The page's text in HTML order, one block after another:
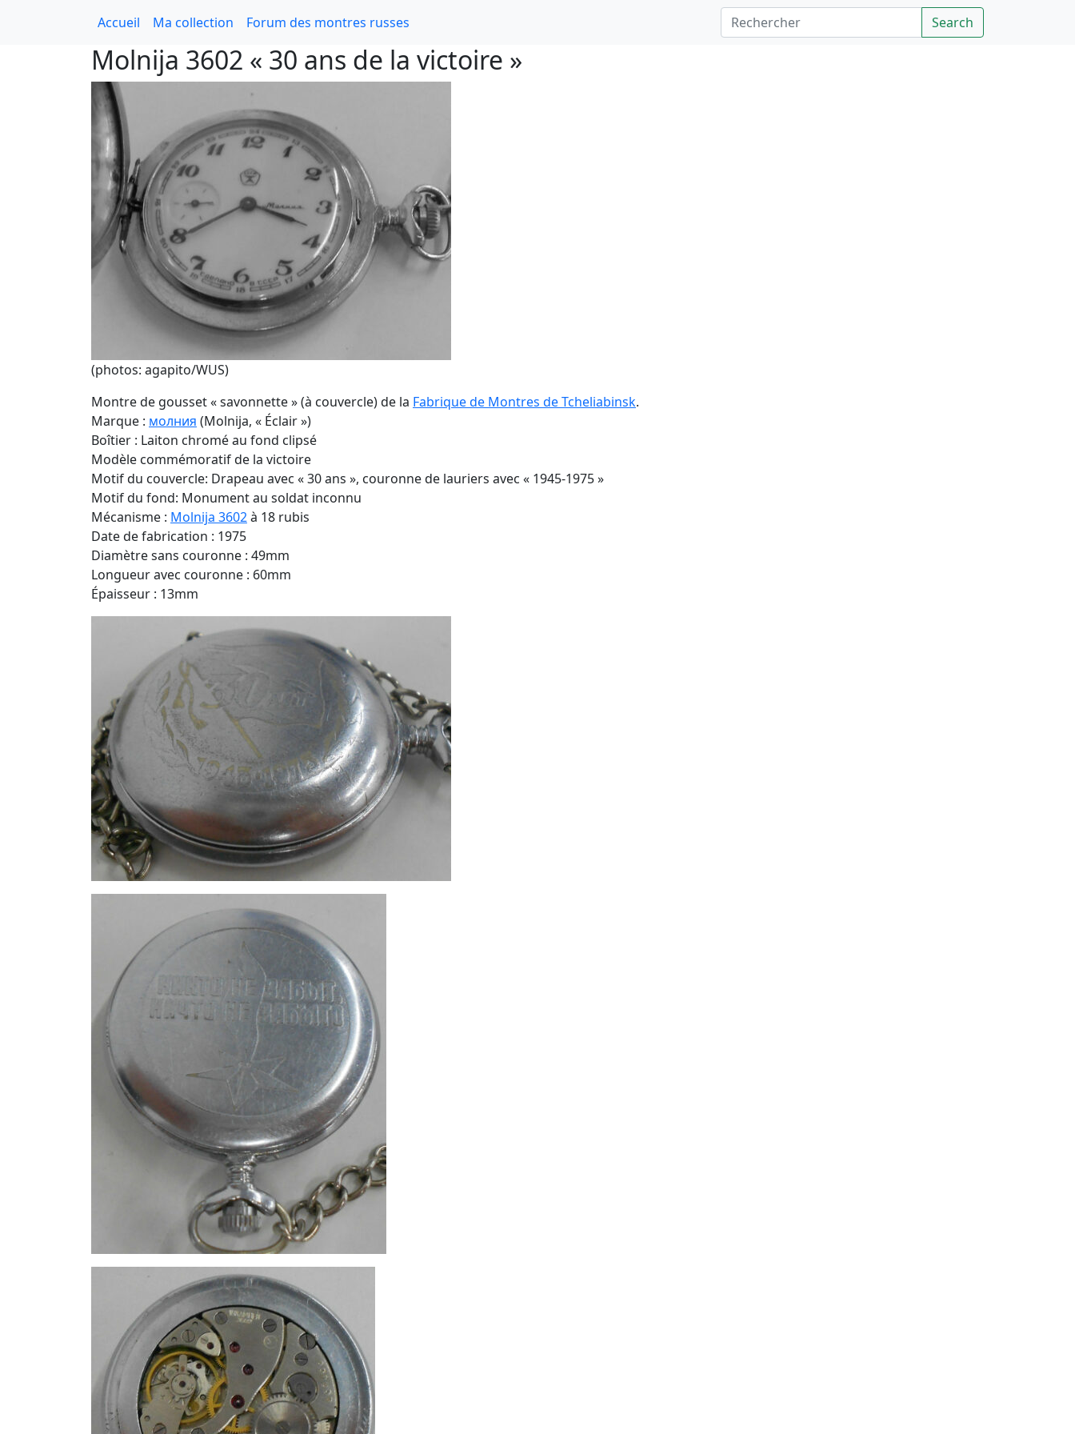
Accueil Ma collection Forum des montres russes Rechercher
Search
Molnija 3602 « 30 ans de la victoire »
(photos: agapito/WUS)
Montre de gousset « savonnette » (à couvercle) de la Fabrique de Montres de Tcheliabinsk.
Marque : молния (Molnija, « Éclair »)
Boîtier : Laiton chromé au fond clipsé
Modèle commémoratif de la victoire
Motif du couvercle: Drapeau avec « 30 ans », couronne de lauriers avec « 1945-1975 »
Motif du fond: Monument au soldat inconnu
Mécanisme : Molnija 3602à 18 rubis
Date de fabrication : 1975
Diamètre sans couronne : 49mm
Longueur avec couronne : 60mm
Épaisseur : 13mm